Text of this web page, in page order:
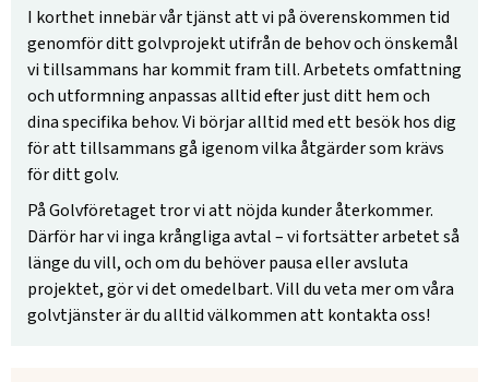
I korthet innebär vår tjänst att vi på överenskommen tid
genomför ditt golvprojekt utifrån de behov och önskemål
vi tillsammans har kommit fram till. Arbetets omfattning
och utformning anpassas alltid efter just ditt hem och
dina specifika behov. Vi börjar alltid med ett besök hos dig
för att tillsammans gå igenom vilka åtgärder som krävs
för ditt golv.
På Golvföretaget tror vi att nöjda kunder återkommer.
Därför har vi inga krångliga avtal – vi fortsätter arbetet så
länge du vill, och om du behöver pausa eller avsluta
projektet, gör vi det omedelbart. Vill du veta mer om våra
golvtjänster är du alltid välkommen att kontakta oss!